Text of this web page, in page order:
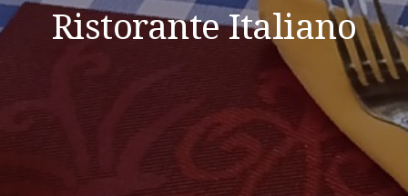
Ristorante Italiano